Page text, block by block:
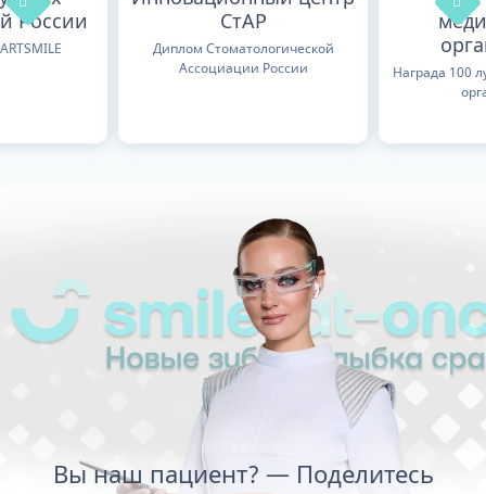
России
СтАР
Диплом Стоматологической
Ассоциации России
Награда 100
Вы наш пациент? — Поделитесь